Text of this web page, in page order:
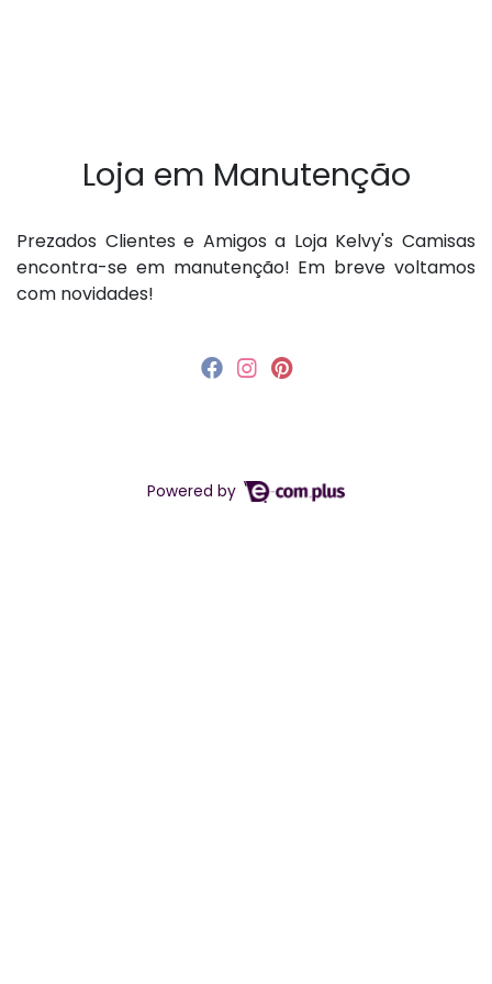
Loja em Manutenção
P rezados Clientes e Amigos a Loja Kelvy's Camisas
encontra-se em manutenção! Em breve voltamos
com novidades!
Powered by